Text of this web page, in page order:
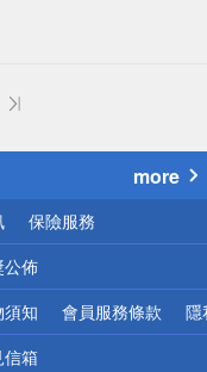
more
保險服務
公佈
知 會員服務條款 隱
信箱